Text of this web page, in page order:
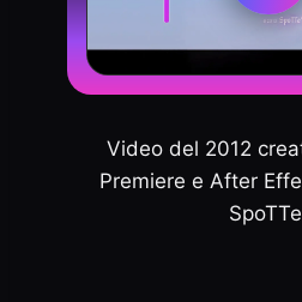
Video del 2012
Premiere e After